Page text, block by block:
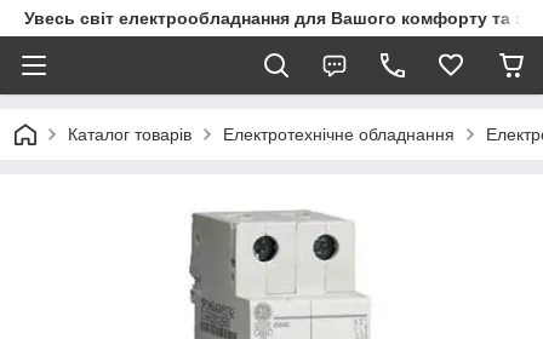
Увесь світ електрообладнання для Вашого комфорту та
Каталог товарів Електротехнічне обладнання